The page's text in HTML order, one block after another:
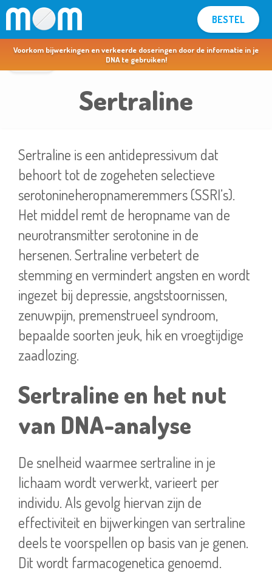
BESTEL
MOM voor apothekers & artsen >
Voorkom bijwerkingen en verkeerde doseringen door de informatie in je
DNA te gebruiken!
Sertraline
Sertraline is een antidepressivum dat
behoort tot de zogeheten selectieve
serotonineheropnameremmers (SSRI’s).
Het middel remt de heropname van de
neurotransmitter serotonine in de
hersenen. Sertraline verbetert de
stemming en vermindert angsten en wordt
ingezet bij depressie, angststoornissen,
zenuwpijn, premenstrueel syndroom,
bepaalde soorten jeuk, hik en vroegtijdige
zaadlozing.
Sertraline en het nut
van DNA-analyse
De snelheid waarmee sertraline in je
lichaam wordt verwerkt, varieert per
individu. Als gevolg hiervan zijn de
effectiviteit en bijwerkingen van sertraline
deels te voorspellen op basis van je genen.
Dit wordt farmacogenetica genoemd.